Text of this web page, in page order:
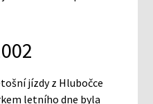
jízdy z Hlubočce
letního dne byla